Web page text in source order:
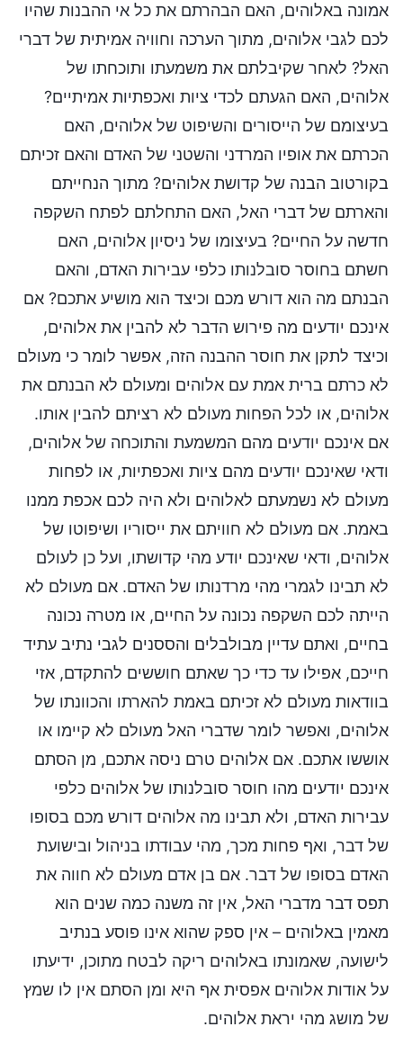
אמונה באלוהים, האם הבהרתם את כל אי ההבנות שהיו
לכם לגבי אלוהים, מתוך הערכה וחוויה אמיתית של דברי
האל? לאחר שקיבלתם את משמעתו ותוכחתו של
אלוהים, האם הגעתם לכדי ציות ואכפתיות אמיתיים?
בעיצומם של הייסורים והשיפוט של אלוהים, האם
הכרתם את אופיו המרדני והשטני של האדם והאם זכיתם
בקורטוב הבנה של קדושת אלוהים? מתוך הנחייתם
והארתם של דברי האל, האם התחלתם לפתח השקפה
חדשה על החיים? בעיצומו של ניסיון אלוהים, האם
חשתם בחוסר סובלנותו כלפי עבירות האדם, והאם
הבנתם מה הוא דורש מכם וכיצד הוא מושיע אתכם? אם
אינכם יודעים מה פירוש הדבר לא להבין את אלוהים,
וכיצד לתקן את חוסר ההבנה הזה, אפשר לומר כי מעולם
לא כרתם ברית אמת עם אלוהים ומעולם לא הבנתם את
אלוהים, או לכל הפחות מעולם לא רציתם להבין אותו.
אם אינכם יודעים מהם המשמעת והתוכחה של אלוהים,
ודאי שאינכם יודעים מהם ציות ואכפתיות, או לפחות
מעולם לא נשמעתם לאלוהים ולא היה לכם אכפת ממנו
באמת. אם מעולם לא חוויתם את ייסוריו ושיפוטו של
אלוהים, ודאי שאינכם יודע מהי קדושתו, ועל כן לעולם
לא תבינו לגמרי מהי מרדנותו של האדם. אם מעולם לא
הייתה לכם השקפה נכונה על החיים, או מטרה נכונה
בחיים, ואתם עדיין מבולבלים והססנים לגבי נתיב עתיד
חייכם, אפילו עד כדי כך שאתם חוששים להתקדם, אזי
בוודאות מעולם לא זכיתם באמת להארתו והכוונתו של
אלוהים, ואפשר לומר שדברי האל מעולם לא קיימו או
אוששו אתכם. אם אלוהים טרם ניסה אתכם, מן הסתם
אינכם יודעים מהו חוסר סובלנותו של אלוהים כלפי
עבירות האדם, ולא תבינו מה אלוהים דורש מכם בסופו
של דבר, ואף פחות מכך, מהי עבודתו בניהול ובישועת
האדם בסופו של דבר. אם בן אדם מעולם לא חווה את
תפס דבר מדברי האל, אין זה משנה כמה שנים הוא
מאמין באלוהים – אין ספק שהוא אינו פוסע בנתיב
לישועה, שאמונתו באלוהים ריקה לבטח מתוכן, ידיעתו
על אודות אלוהים אפסית אף היא ומן הסתם אין לו שמץ
של מושג מהי יראת אלוהים.